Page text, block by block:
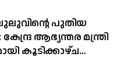
പുതിയ
ആഭ്യന്തര മന്ത്രി
കൂടിക്കാഴ്ച
യൂസഫലി